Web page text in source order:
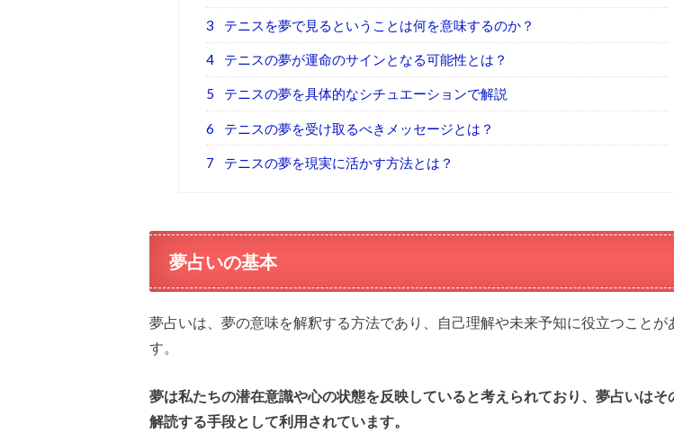
3 テニスを夢で見るということは何を意味するのか？
4 テニスの夢が運命のサインとなる可能性とは？
5 テニスの夢を具体的なシチュエーションで解説
6 テニスの夢を受け取るべきメッセージとは？
7 テニスの夢を現実に活かす方法とは？
夢占いの基本
夢占いは、夢の意味を解釈する方法であり、自己理解や未来予知に役立つことが
す。
夢は私たちの潜在意識や心の状態を反映していると考えられており、夢占いはそ
解読する手段として利用されています。